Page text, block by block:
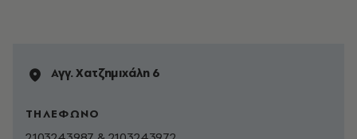
Αγγ. Χατζημιχάλη 6
ΤΗΛΕΦΩΝΟ